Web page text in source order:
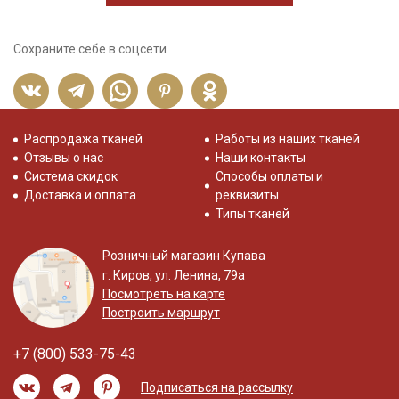
Сохраните себе в соцсети
Распродажа тканей
Отзывы о нас
Система скидок
Доставка и оплата
Работы из наших тканей
Наши контакты
Способы оплаты и
реквизиты
Типы тканей
Розничный магазин Купава
г. Киров, ул. Ленина, 79а
Посмотреть на карте
Построить маршрут
+7 (800) 533-75-43
Подписаться на рассылку